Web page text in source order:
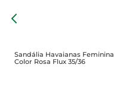
Sandália Havaianas Feminina
Color Rosa Flux 35/36